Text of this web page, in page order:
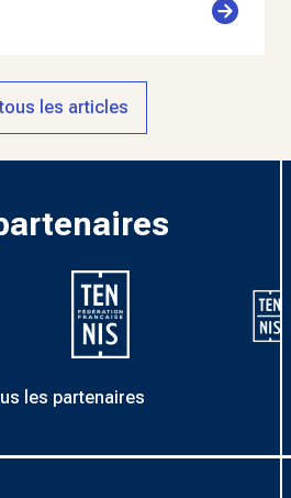
les articles
les partenaires